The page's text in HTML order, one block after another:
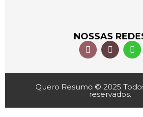
NOSSAS
Quero Resumo © 2025
reservados.